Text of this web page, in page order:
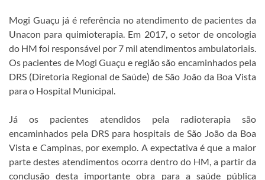
Mogi Guaçu já é referência no atendimento de pacientes da
Unacon para quimioterapia. Em 2017, o setor de oncologia
do HM foi responsável por 7 mil atendimentos ambulatoriais.
Os pacientes de Mogi Guaçu e região são encaminhados pela
DRS (Diretoria Regional de Saúde) de São João da Boa Vista
para o Hospital Municipal.
Já os pacientes atendidos pela radioterapia são
encaminhados pela DRS para hospitais de São João da Boa
Vista e Campinas, por exemplo. A expectativa é que a maior
parte destes atendimentos ocorra dentro do HM, a partir da
conclusão desta importante obra para a saúde pública